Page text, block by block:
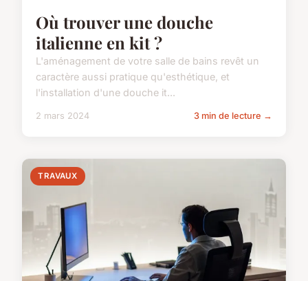
Où trouver une douche
italienne en kit ?
L'aménagement de votre salle de bains revêt un
caractère aussi pratique qu'esthétique, et
l'installation d'une douche it...
2 mars 2024 3 min de lecture →
TRAVAUX